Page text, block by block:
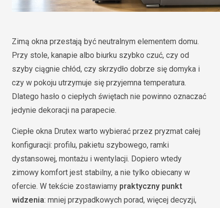
Zimą okna przestają być neutralnym elementem domu.
Przy stole, kanapie albo biurku szybko czuć, czy od
szyby ciągnie chłód, czy skrzydło dobrze się domyka i
czy w pokoju utrzymuje się przyjemna temperatura.
Dlatego hasło o ciepłych świętach nie powinno oznaczać
jedynie dekoracji na parapecie.
Ciepłe okna Drutex warto wybierać przez pryzmat całej
konfiguracji: profilu, pakietu szybowego, ramki
dystansowej, montażu i wentylacji. Dopiero wtedy
zimowy komfort jest stabilny, a nie tylko obiecany w
ofercie. W tekście zostawiamy praktyczny punkt
widzenia: mniej przypadkowych porad, więcej decyzji,